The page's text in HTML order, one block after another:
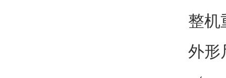
整机
外形